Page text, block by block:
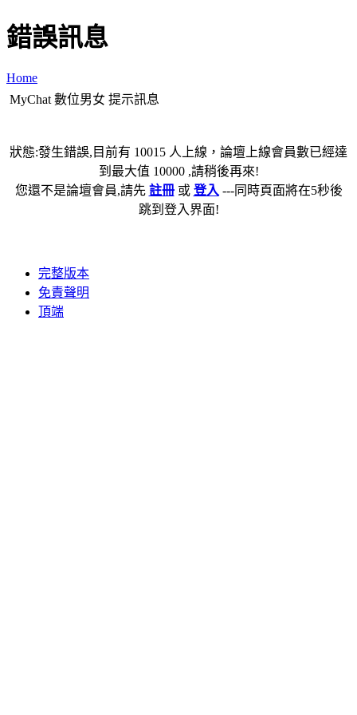
錯誤訊息
Home
MyChat 數位男女 提示訊息
狀態:發生錯誤,目前有 10015 人上線，論壇上線會員數已經達
到最大值 10000 ,請稍後再來!
您還不是論壇會員,請先 註冊或 登入 ---同時頁面將在5秒後
跳到登入界面!
完整版本
免責聲明
頂端